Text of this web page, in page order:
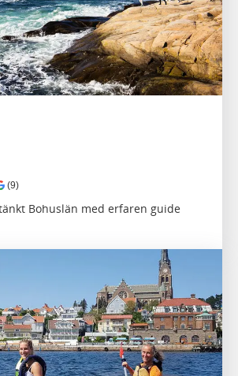
(9)
Bohuslän med erfaren guide